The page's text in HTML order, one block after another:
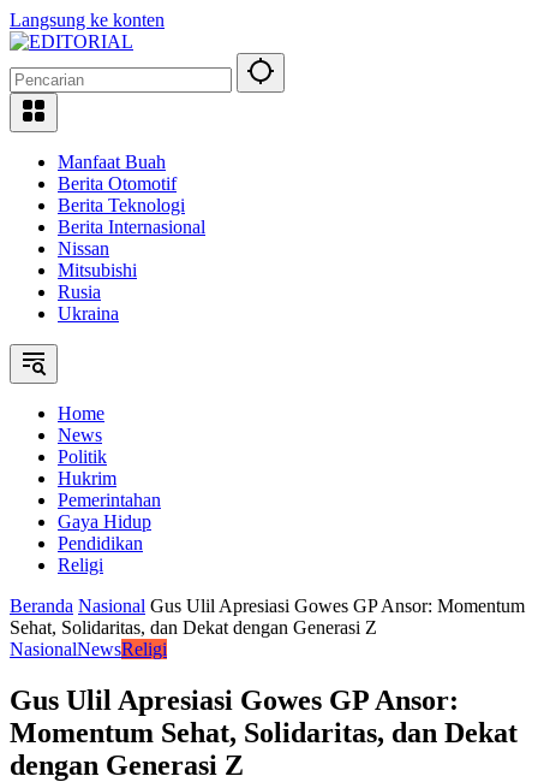
Langsung ke konten
Manfaat Buah
Berita Otomotif
Berita Teknologi
Berita Internasional
Nissan
Mitsubishi
Rusia
Ukraina
Home
News
Politik
Hukrim
Pemerintahan
Gaya Hidup
Pendidikan
Religi
Beranda Nasional Gus Ulil Apresiasi Gowes GP Ansor: Momentum
Sehat, Solidaritas, dan Dekat dengan Generasi Z
NasionalNewsReligi
Gus Ulil Apresiasi Gowes GP Ansor:
Momentum Sehat, Solidaritas, dan Dekat
dengan Generasi Z